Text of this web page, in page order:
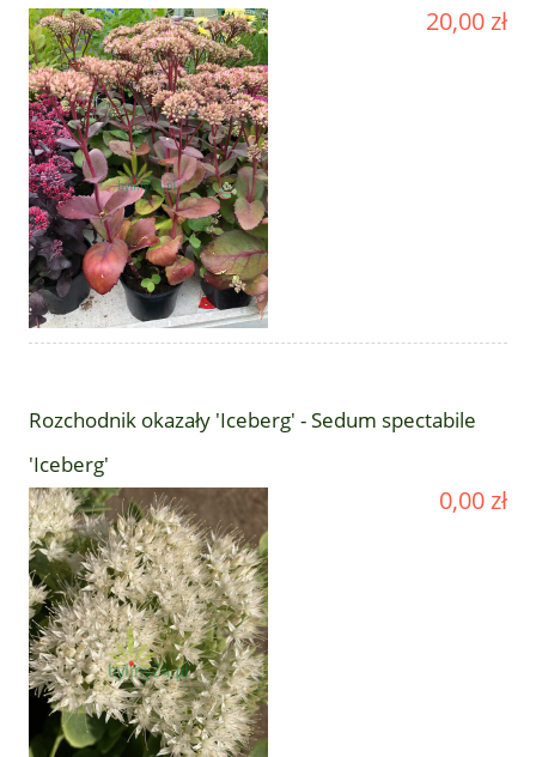
20,00 zł
Rozchodnik okazały 'Iceberg' - Sedum spectabile
'Iceberg'
0,00 zł